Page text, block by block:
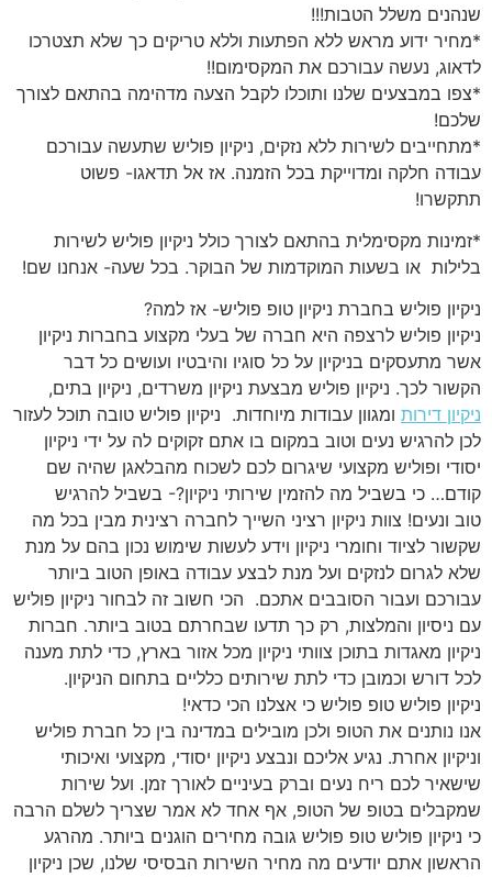
שנהנים משלל הטבות!!!
*מחיר ידוע מראש ללא הפתעות וללא טריקים כך שלא תצטרכו
לדאוג, נעשה עבורכם את המקסימום!!
*צפו במבצעים שלנו ותוכלו לקבל הצעה מדהימה בהתאם לצורך
שלכם!
*מתחייבים לשירות ללא נזקים, ניקיון פוליש שתעשה עבורכם
עבודה חלקה ומדוייקת בכל הזמנה. אז אל תדאגו- פשוט
תתקשרו!
*זמינות מקסימלית בהתאם לצורך כולל ניקיון פוליש לשירות
בלילות או בשעות המוקדמות של הבוקר. בכל שעה- אנחנו שם!
ניקיון פוליש בחברת ניקיון טופ פוליש- אז למה?
ניקיון פוליש לרצפה היא חברה של בעלי מקצוע בחברות ניקיון
אשר מתעסקים בניקיון על כל סוגיו והיבטיו ועושים כל דבר
הקשור לכך. ניקיון פוליש מבצעת ניקיון משרדים, ניקיון בתים,
ניקיון דירות ומגוון עבודות מיוחדות. ניקיון פוליש טובה תוכל לעזור
לכן להרגיש נעים וטוב במקום בו אתם זקוקים לה על ידי ניקיון
יסודי ופוליש מקצועי שיגרום לכם לשכוח מהבלאגן שהיה שם
קודם… כי בשביל מה להזמין שירותי ניקיון?- בשביל להרגיש
טוב ונעים! צוות ניקיון רציני השייך לחברה רצינית מבין בכל מה
שקשור לציוד וחומרי ניקיון וידע לעשות שימוש נכון בהם על מנת
שלא לגרום לנזקים ועל מנת לבצע עבודה באופן הטוב ביותר
עבורכם ועבור הסובבים אתכם. הכי חשוב זה לבחור ניקיון פוליש
עם ניסיון והמלצות, רק כך תדעו שבחרתם בטוב ביותר. חברות
ניקיון מאגדות בתוכן צוותי ניקיון מכל אזור בארץ, כדי לתת מענה
לכל דורש וכמובן כדי לתת שירותים כלליים בתחום הניקיון.
ניקיון פוליש טופ פוליש כי אצלנו הכי כדאי!
אנו נותנים את הטופ ולכן מובילים במדינה בין כל חברת פוליש
וניקיון אחרת. נגיע אליכם ונבצע ניקיון יסודי, מקצועי ואיכותי
שישאיר לכם ריח נעים וברק בעיניים לאורך זמן. ועל שירות
שמקבלים בטופ של הטופ, אף אחד לא אמר שצריך לשלם הרבה
כי ניקיון פוליש טופ פוליש גובה מחירים הוגנים ביותר. מהרגע
הראשון אתם יודעים מה מחיר השירות הבסיסי שלנו, שכן ניקיון